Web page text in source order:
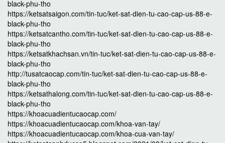
black-phu-tho
https://ketsatsaigon.com/tin-tuc/ket-sat-dien-tu-cao-cap-us-88-e-
black-phu-tho
https://ketsatcantho.com/tin-tuc/ket-sat-dien-tu-cao-cap-us-88-e-
black-phu-tho
https://ketsatkhachsan.vn/tin-tuc/ket-sat-dien-tu-cao-cap-us-88-e-
black-phu-tho
http://tusatcaocap.com/tin-tuc/ket-sat-dien-tu-cao-cap-us-88-e-
black-phu-tho
https://ketsathalong.com/tin-tuc/ket-sat-dien-tu-cao-cap-us-88-e-
black-phu-tho
https://khoacuadientucaocap.com/
https://khoacuadientucaocap.com/khoa-van-tay/
https://khoacuadientucaocap.com/khoa-cua-van-tay/